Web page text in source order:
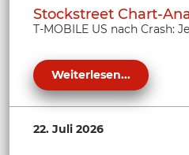
Stockstreet Chart-
T-MOBILE US nach Crash:
Weiterlesen...
22. Juli 2026